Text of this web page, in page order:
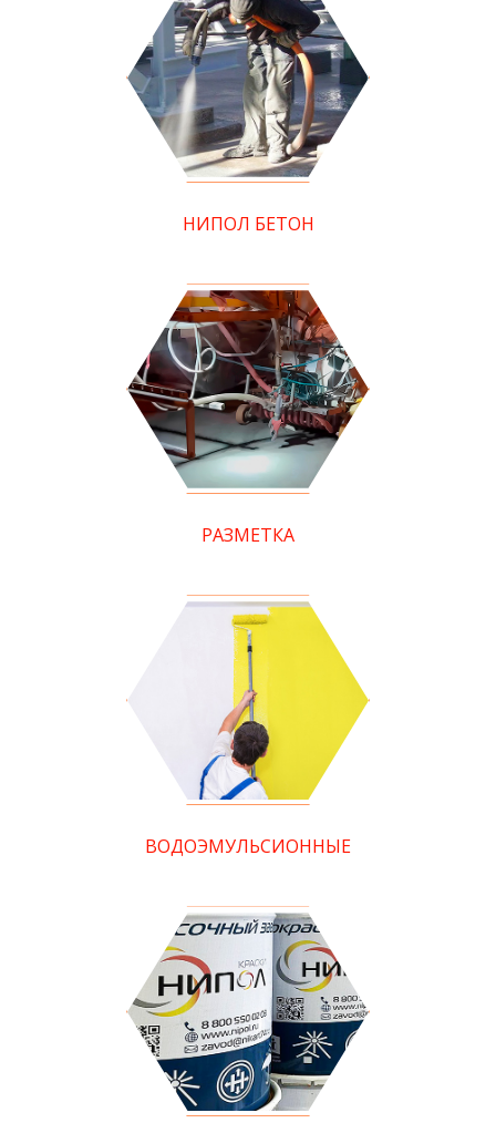
НИПОЛ БЕТОН
РАЗМЕТКА
ВОДОЭМУЛЬСИОННЫЕ